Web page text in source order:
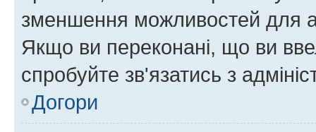
зменшення можливостей для
Якщо ви переконані, що ви
спробуйте зв'язатись з
Догори